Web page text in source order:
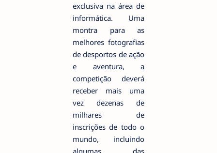
exclusiva na área de
informática. Uma
montra para as
melhores fotografias
de desportos de ação
e aventura, a
competição deverá
receber mais uma
vez dezenas de
milhares de
inscrições de todo o
mundo, incluindo
algumas das